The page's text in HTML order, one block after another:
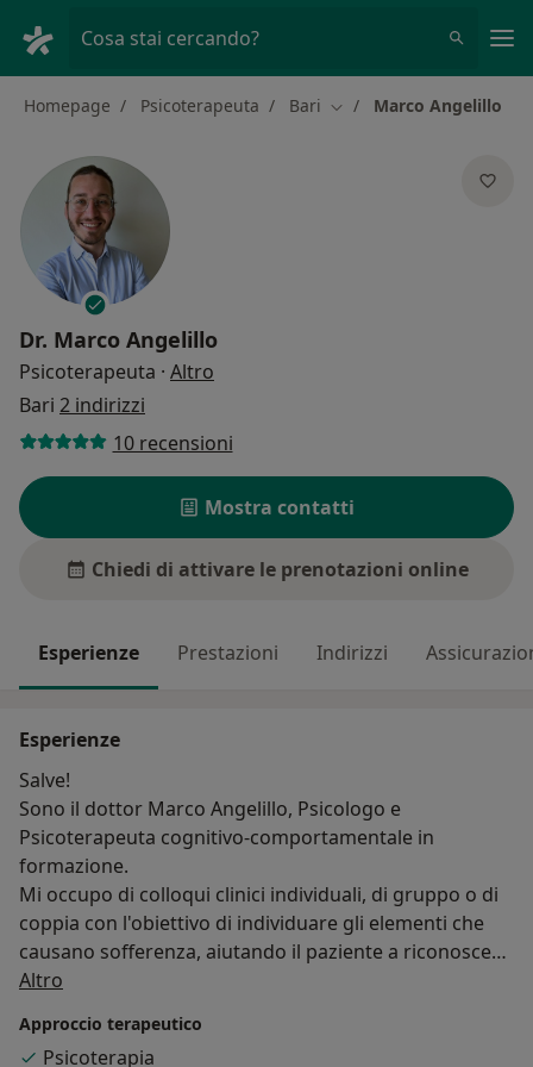
Cosa stai cercando?
Homepage Psicoterapeuta Bari Cambia cittàMarco Angelillo
Dr. Marco Angelillo
Psicoterapeuta · Altro
Bari 2 indirizzi
10 recensioni
Mostra contatti
Chiedi di attivare le prenotazioni online
Esperienze Prestazioni Indirizzi
Esperienze
Salve!
Sono il dottor Marco Angelillo, Psicologo e
Psicoterapeuta cognitivo-comportamentale in
formazione.
Mi occupo di colloqui clinici individuali, di gruppo o di
coppia con l'obiettivo di individuare gli elementi che
causano sofferenza, aiutando il paziente a riconoscerli,
capirli e modificarli.
Neuropsicologia clinica del Policlinico di Bari,
Altro
Approccio terapeutico
Psicoterapia